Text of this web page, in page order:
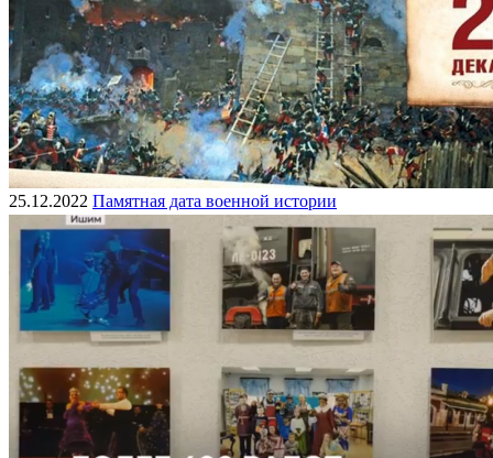
25.12.2022 Памятная дата военной истории